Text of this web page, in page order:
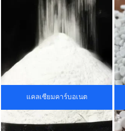
แคลเซียมคาร์บอเนต